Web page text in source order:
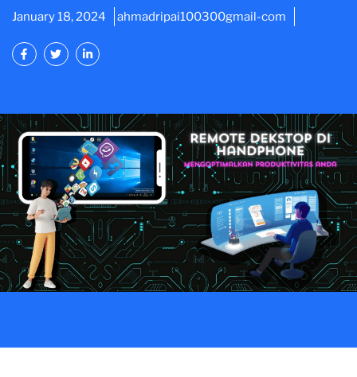
January 18, 2024 ahmadripai100300gmail-com